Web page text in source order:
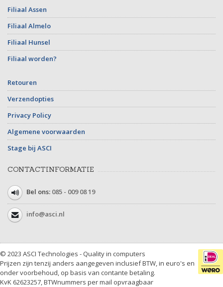
Filiaal Assen
Filiaal Almelo
Filiaal Hunsel
Filiaal worden?
Retouren
Verzendopties
Privacy Policy
Algemene voorwaarden
Stage bij ASCI
CONTACTINFORMATIE
Bel ons: 085 - 009 08 19
info@asci.nl
© 2023 ASCI Technologies - Quality in computers
Prijzen zijn tenzij anders aangegeven inclusief BTW, in euro's en
onder voorbehoud, op basis van contante betaling.
KvK 62623257, BTWnummers per mail opvraagbaar